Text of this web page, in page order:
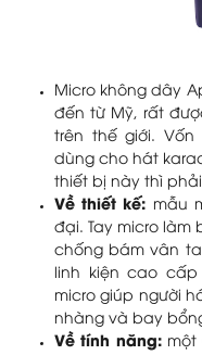
Micro không dây
đến từ Mỹ, rất
trên thế giới.
dùng cho hát
thiết bị này thì
Về thiết kế: mẫu
đại. Tay micro làm
chống bám vân
linh kiện cao
micro giúp người
nhàng và bay
Về tính năng:một